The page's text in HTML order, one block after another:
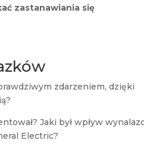
zastanawiania się
zdarzeniem, dzięki
Jaki był wpływ
Electric?